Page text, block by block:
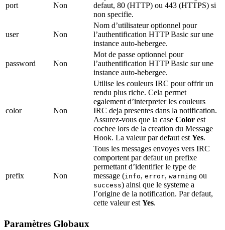
port Non
defaut, 80 (HTTP) ou 443 (HTTPS) si
non specifie.
user Non
Nom d’utilisateur optionnel pour
l’authentification HTTP Basic sur une
instance auto-hebergee.
password Non
Mot de passe optionnel pour
l’authentification HTTP Basic sur une
instance auto-hebergee.
color Non
Utilise les couleurs IRC pour offrir un
rendu plus riche. Cela permet
egalement d’interpreter les couleurs
IRC deja presentes dans la notification.
Assurez-vous que la case Color est
cochee lors de la creation du Message
Hook. La valeur par defaut est Yes.
prefix Non
Tous les messages envoyes vers IRC
comportent par defaut un prefixe
permettant d’identifier le type de
message (info, error, warning ou
success) ainsi que le systeme a
l’origine de la notification. Par defaut,
cette valeur est Yes.
Paramètres Globaux